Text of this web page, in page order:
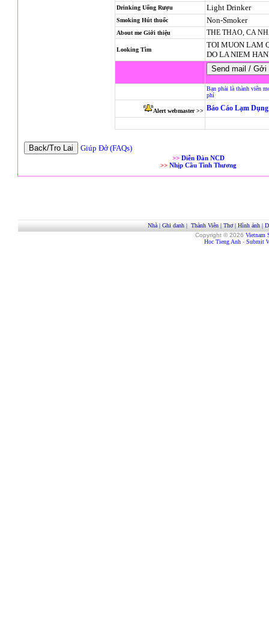
Drinking Uống Rượu Light Drinker
Smoking Hút thuốc Non-Smoker
About me Giới thiệu THE THAO, CA
Looking Tìm
TOI MUON LAM
DO LA NIEM
Bạn phải là thành viên
phí
Alert webmaster >> Báo Cáo Lạm
Giúp Đở (FAQs)
>> Diễn Đàn NCD
>> Nhịp Cầu Tình Thương
Nhà| Ghi danh| Thành Viên| Thơ| Hình ảnh|
Copyright © 2026 Vietnam
Hoc Tieng Anh - Submit